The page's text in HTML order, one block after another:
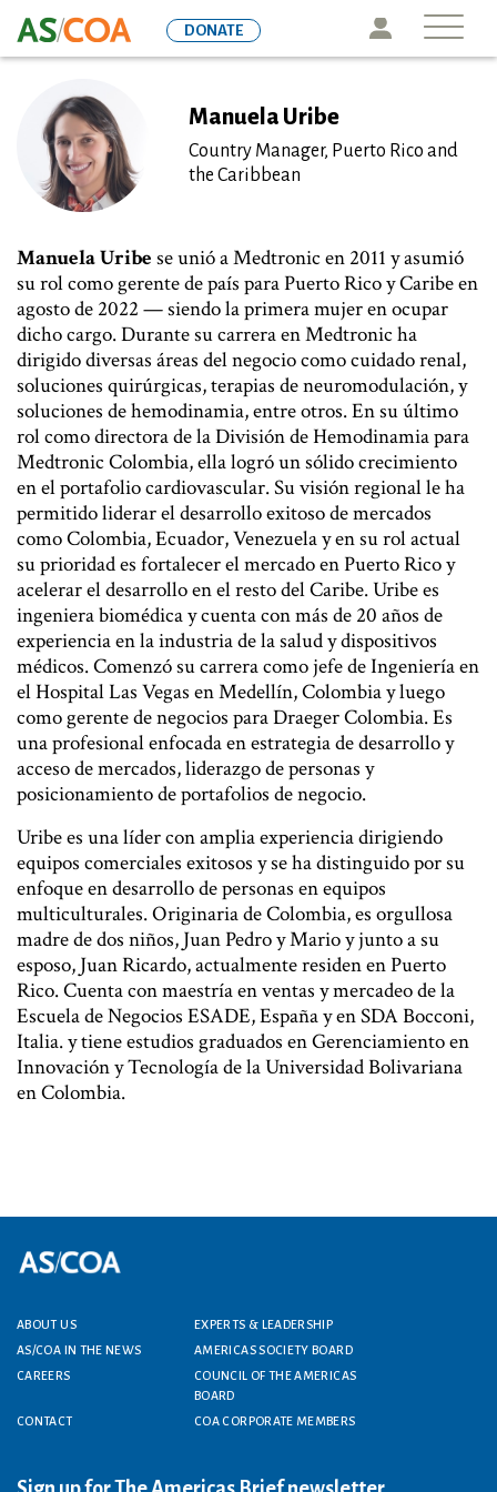
to
Icon
DONATE
Manuela Uribe
Country Manager, Puerto Rico and
the Caribbean
Manuela Uribe se unió a Medtronic en 2011 y asumió
su rol como gerente de país para Puerto Rico y Caribe en
agosto de 2022 — siendo la primera mujer en ocupar
dicho cargo. Durante su carrera en Medtronic ha
dirigido diversas áreas del negocio como cuidado renal,
soluciones quirúrgicas, terapias de neuromodulación, y
soluciones de hemodinamia, entre otros. En su último
rol como directora de la División de Hemodinamia para
Medtronic Colombia, ella logró un sólido crecimiento
en el portafolio cardiovascular. Su visión regional le ha
permitido liderar el desarrollo exitoso de mercados
como Colombia, Ecuador, Venezuela y en su rol actual
su prioridad es fortalecer el mercado en Puerto Rico y
acelerar el desarrollo en el resto del Caribe. Uribe es
ingeniera biomédica y cuenta con más de 20 años de
experiencia en la industria de la salud y dispositivos
médicos. Comenzó su carrera como jefe de Ingeniería en
el Hospital Las Vegas en Medellín, Colombia y luego
como gerente de negocios para Draeger Colombia. Es
una profesional enfocada en estrategia de desarrollo y
acceso de mercados, liderazgo de personas y
posicionamiento de portafolios de negocio.
Uribe es una líder con amplia experiencia dirigiendo
equipos comerciales exitosos y se ha distinguido por su
enfoque en desarrollo de personas en equipos
multiculturales. Originaria de Colombia, es orgullosa
madre de dos niños, Juan Pedro y Mario y junto a su
esposo, Juan Ricardo, actualmente residen en Puerto
Rico. Cuenta con maestría en ventas y mercadeo de la
Escuela de Negocios ESADE, España y en SDA Bocconi,
Italia. y tiene estudios graduados en Gerenciamiento en
Innovación y Tecnología de la Universidad Bolivariana
en Colombia.
Footer menu
ABOUT US
EXPERTS & LEADERSHIP
AS/COA IN THE NEWS
AMERICAS SOCIETY BOARD
CAREERS
COUNCIL OF THE AMERICAS
BOARD
CONTACT
COA CORPORATE MEMBERS